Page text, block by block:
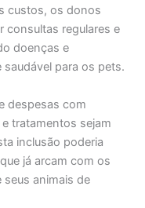
custos, os donos
consultas regulares e
doenças e
para os pets.
despesas com
tratamentos sejam
inclusão poderia
já arcam com os
animais de